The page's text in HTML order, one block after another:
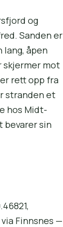
og
Sanden er
lang, åpen
skjermer mot
rett opp fra
stranden et
hos Midt-
bevarer sin
Finnsnes —